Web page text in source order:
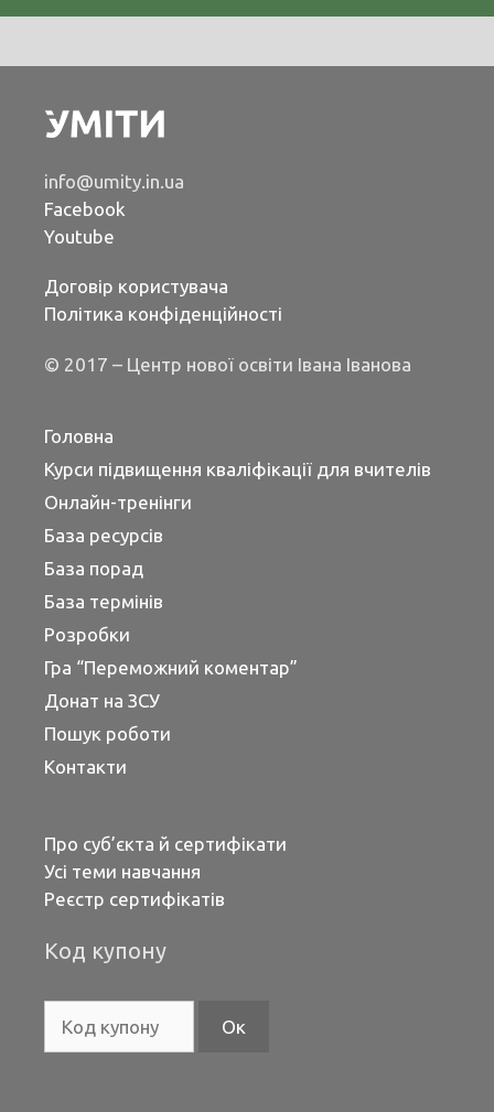
info@umity.in.ua
Facebook
Youtube
Договір користувача
Політика конфіденційності
© 2017 – Центр нової освіти Івана Іванова
Головна
Курси підвищення кваліфікації для вчителів
Онлайн-тренінги
База ресурсів
База порад
База термінів
Розробки
Гра “Переможний коментар”
Донат на ЗСУ
Пошук роботи
Контакти
Про суб’єкта й сертифікати
Усі теми навчання
Реєстр сертифікатів
Код купону